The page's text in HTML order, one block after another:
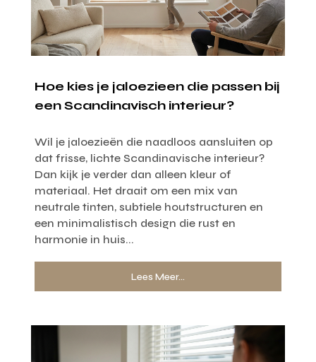
Hoe kies je jaloezieen die passen bij
een Scandinavisch interieur?
Wil je jaloezieën die naadloos aansluiten op
dat frisse, lichte Scandinavische interieur?
Dan kijk je verder dan alleen kleur of
materiaal. Het draait om een mix van
neutrale tinten, subtiele houtstructuren en
een minimalistisch design die rust en
harmonie in huis...
Lees Meer...